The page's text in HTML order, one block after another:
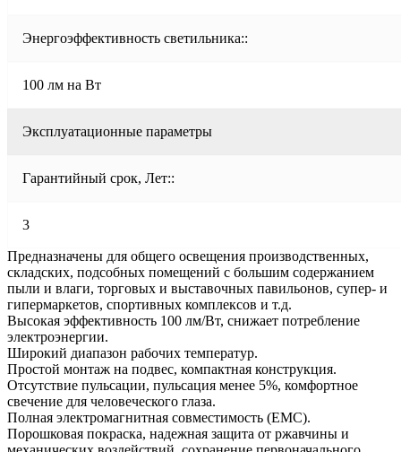
Энергоэффективность светильника::
100 лм на Вт
Эксплуатационные параметры
Гарантийный срок, Лет::
3
Предназначены для общего освещения производственных,
складских, подсобных помещений с большим содержанием
пыли и влаги, торговых и выставочных павильонов, супер- и
гипермаркетов, спортивных комплексов и т.д.
Высокая эффективность 100 лм/Вт, снижает потребление
электроэнергии.
Широкий диапазон рабочих температур.
Простой монтаж на подвес, компактная конструкция.
Отсутствие пульсации, пульсация менее 5%, комфортное
свечение для человеческого глаза.
Полная электромагнитная совместимость (ЕМС).
Порошковая покраска, надежная защита от ржавчины и